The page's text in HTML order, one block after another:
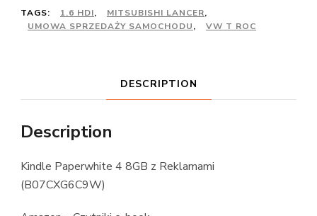
TAGS:
1.6 HDI, MITSUBISHI LANCER,
UMOWA SPRZEDAŻY SAMOCHODU, VW T ROC
DESCRIPTION
Description
Kindle Paperwhite 4 8GB z Reklamami
(B07CXG6C9W)